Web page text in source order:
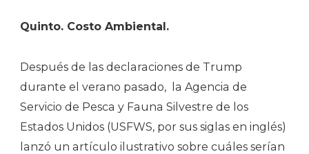
Quinto. Costo Ambiental.
Después de las declaraciones de Trump
durante el verano pasado, la Agencia de
Servicio de Pesca y Fauna Silvestre de los
Estados Unidos (USFWS, por sus siglas en inglés)
lanzó un artículo ilustrativo sobre cuáles serían